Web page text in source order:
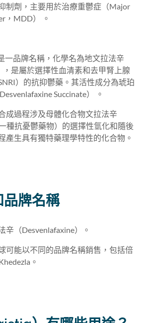
制劑，主要用於治療重鬱症（Major
，MDD） 。
一品牌名稱， 化學名為地文拉法辛
是屬於選擇性血清素和去甲腎上腺
）的抗抑鬱藥。其活性成分為琥珀
Desvenlafaxine Succinate） 。
成過程涉及母體化合物文拉法辛
種抗憂鬱藥物）的選擇性氫化和隨後
產生具有獨特藥理學特性的化合物 。
品牌名稱
辛（Desvenlafaxine） 。
可能以不同的品牌名稱銷售，包括倍
。